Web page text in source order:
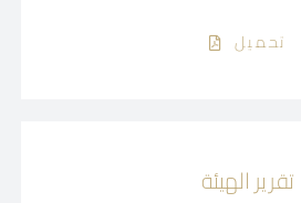
تحميل
تقرير الهيئة